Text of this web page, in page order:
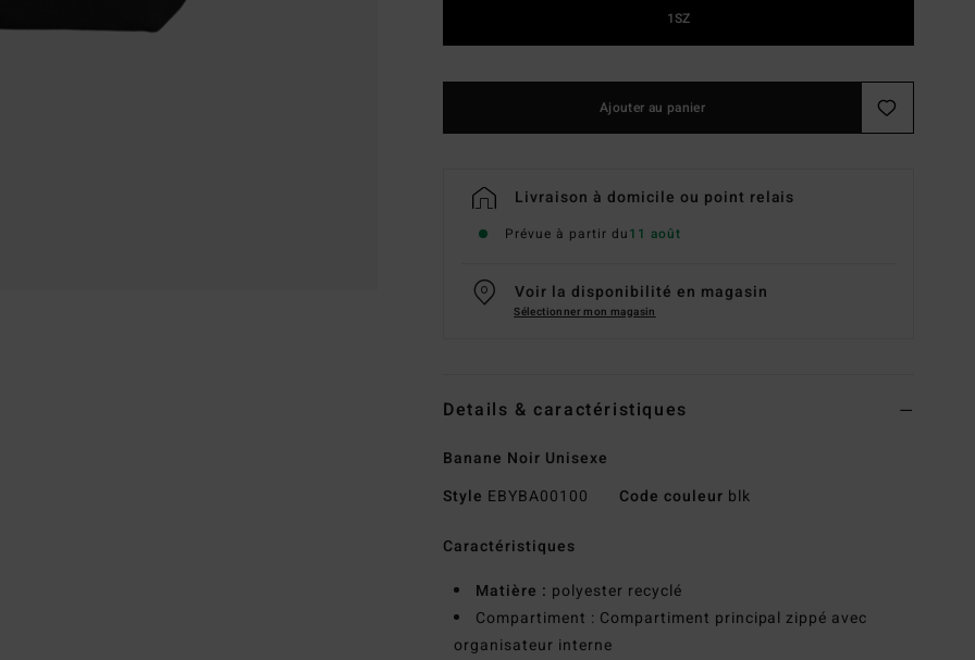
1SZ
Ajouter au panier
Livraison à domicile ou point relais
Prévue à partir du11 août
Voir la disponibilité en magasin
Sélectionner mon magasin
Details & caractéristiques
Banane Noir Unisexe
Style EBYBA00100 Code couleur blk
Caractéristiques
Matière : polyester recyclé
Compartiment : Compartiment principal zippé avec
organisateur interne